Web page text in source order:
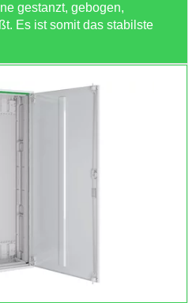
gestanzt, gebogen,
Es ist somit das stabilste